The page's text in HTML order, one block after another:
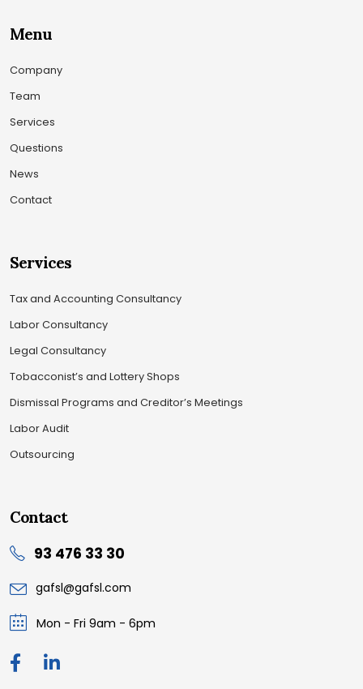
Menu
Company
Team
Services
Questions
News
Contact
Services
Tax and Accounting Consultancy
Labor Consultancy
Legal Consultancy
Tobacconist’s and Lottery Shops
Dismissal Programs and Creditor’s Meetings
Labor Audit
Outsourcing
Contact
93 476 33 30
gafsl@gafsl.com
Mon - Fri 9am - 6pm